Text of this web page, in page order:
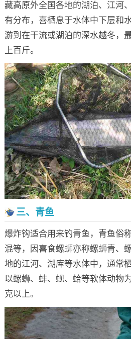
藏高原外全国各地的湖泊、江河
有分布，喜栖息于水体中下层和
游到在干流或湖泊的深水越冬，
上百斤。
三、青鱼
爆炸钩适合用来钓青鱼，青鱼俗
混等，因喜食螺蛳亦称螺蛳青、
地的江河、湖库等水体中，通常
以螺蛳、蚌、蚬、蛤等软体动物
克以上。